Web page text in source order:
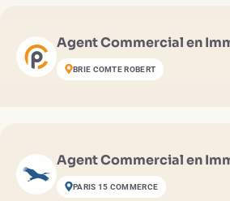
Agent Commercial en
BRIE COMTE ROBERT
Agent Commercial en
PARIS 15 COMMERCE